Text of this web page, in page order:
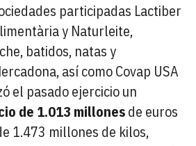
participadas Lactiber
y Naturleite,
batidos, natas y
así como Covap USA
el pasado ejercicio un
de 1.013 millonesde euros
1.473 millones de kilos,